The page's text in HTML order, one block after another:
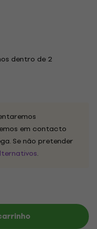
dentro de 2
em contacto
Se não pretender
.